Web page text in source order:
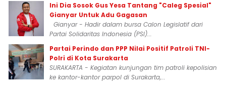
Ini Dia Sosok Gus Yesa Tantang "Caleg Spesial"
Gianyar Untuk Adu Gagasan
Gianyar - Hadir dalam bursa Calon Legislatif dari
Partai Solidaritas Indonesia (PSI)...
Partai Perindo dan PPP Nilai Positif Patroli TNI-
Polri di Kota Surakarta
SURAKARTA - Kegiatan kunjungan tim patroli kepolisian
ke kantor-kantor parpol di Surakarta,...